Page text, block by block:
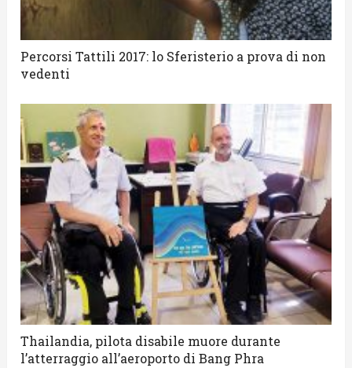
Percorsi Tattili 2017: lo Sferisterio a prova di non
vedenti
Thailandia, pilota disabile muore durante
l’atterraggio all’aeroporto di Bang Phra